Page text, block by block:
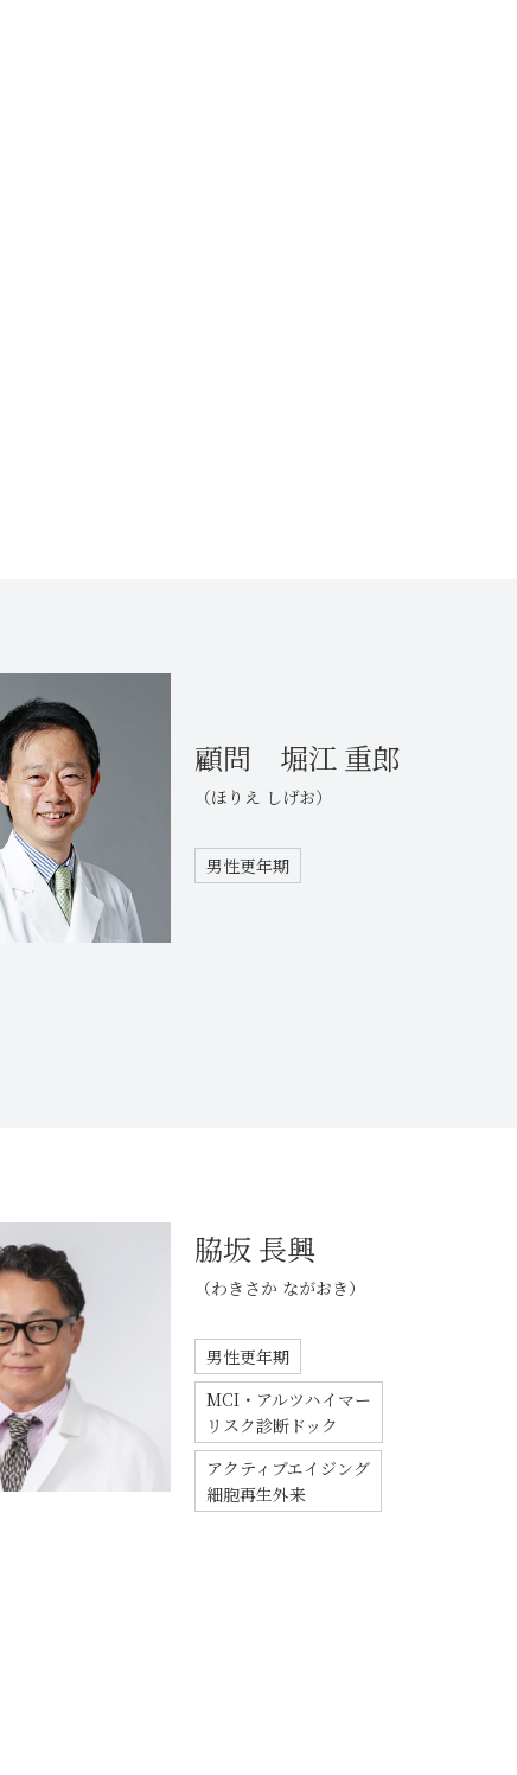
顧問 堀江 重郎
（ほりえ しげお）
男性更年期
脇坂 長興
（わきさか ながおき）
男性更年期
MCI・アルツハイマー
リスク診断ドック
アクティブエイジング
細胞再生外来